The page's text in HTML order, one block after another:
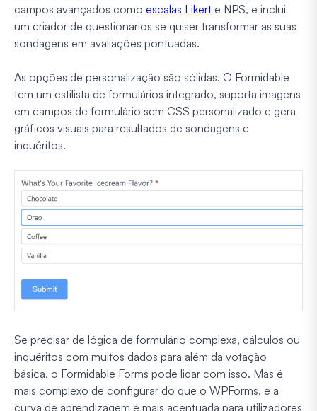
campos avançados como escalas Likert e NPS, e inclui
um criador de questionários se quiser transformar as suas
sondagens em avaliações pontuadas.
As opções de personalização são sólidas. O Formidable
tem um estilista de formulários integrado, suporta imagens
em campos de formulário sem CSS personalizado e gera
gráficos visuais para resultados de sondagens e
inquéritos.
Se precisar de lógica de formulário complexa, cálculos ou
inquéritos com muitos dados para além da votação
básica, o Formidable Forms pode lidar com isso. Mas é
mais complexo de configurar do que o WPForms, e a
curva de aprendizagem é mais acentuada para utilizadores